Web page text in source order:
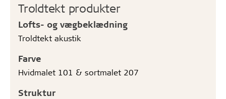
Troldtekt produkter
Lofts- og vægbeklædning
Troldtekt akustik
Farve
Hvidmalet 101 & sortmalet 207
Struktur